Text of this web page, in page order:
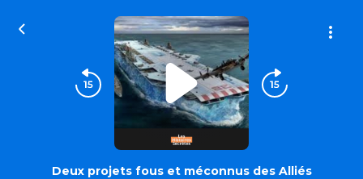
Deux projets fous et méconnus des Alliés